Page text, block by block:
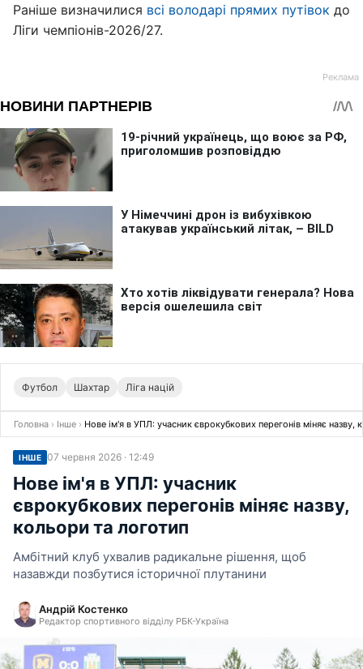
Раніше визначилися всі володарі прямих путівок до
Ліги чемпіонів-2026/27.
Футбол Шахтар Ліга націй
Головна › Інше › Нове ім'я в УПЛ: учасник єврокубкових перегонів міняє назву,
ІНШЕ 07 червня 2026 · 12:49
Нове ім'я в УПЛ: учасник
єврокубкових перегонів міняє назву,
кольори та логотип
Амбітний клуб ухвалив радикальне рішення, щоб
назавжди позбутися історичної плутанини
Андрій Костенко
Редактор спортивного відділу РБК-Україна